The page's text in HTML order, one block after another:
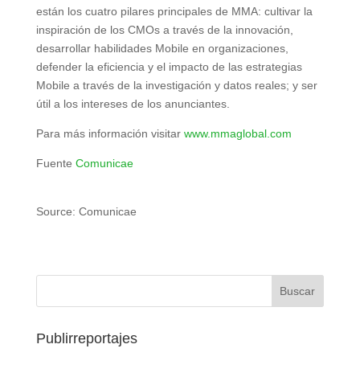
están los cuatro pilares principales de MMA: cultivar la
inspiración de los CMOs a través de la innovación,
desarrollar habilidades Mobile en organizaciones,
defender la eficiencia y el impacto de las estrategias
Mobile a través de la investigación y datos reales; y ser
útil a los intereses de los anunciantes.
Para más información visitar www.mmaglobal.com
Fuente Comunicae
Source: Comunicae
Publirreportajes